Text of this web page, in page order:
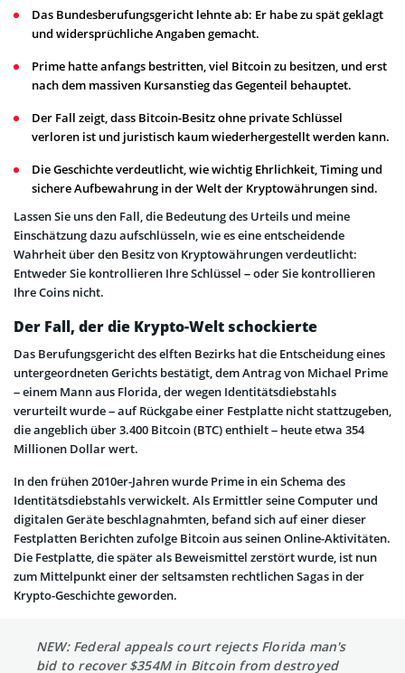
Das Bundesberufungsgericht lehnte ab: Er habe zu spät geklagt
und widersprüchliche Angaben gemacht.
Prime hatte anfangs bestritten, viel Bitcoin zu besitzen, und erst
nach dem massiven Kursanstieg das Gegenteil behauptet.
Der Fall zeigt, dass Bitcoin-Besitz ohne private Schlüssel
verloren ist und juristisch kaum wiederhergestellt werden kann.
Die Geschichte verdeutlicht, wie wichtig Ehrlichkeit, Timing und
sichere Aufbewahrung in der Welt der Kryptowährungen sind.
Lassen Sie uns den Fall, die Bedeutung des Urteils und meine
Einschätzung dazu aufschlüsseln, wie es eine entscheidende
Wahrheit über den Besitz von Kryptowährungen verdeutlicht:
Entweder Sie kontrollieren Ihre Schlüssel – oder Sie kontrollieren
Ihre Coins nicht.
Der Fall, der die Krypto-Welt schockierte
Das Berufungsgericht des elften Bezirks hat die Entscheidung eines
untergeordneten Gerichts bestätigt, dem Antrag von Michael Prime
– einem Mann aus Florida, der wegen Identitätsdiebstahls
verurteilt wurde – auf Rückgabe einer Festplatte nicht stattzugeben,
die angeblich über 3.400 Bitcoin (BTC) enthielt – heute etwa 354
Millionen Dollar wert.
In den frühen 2010er-Jahren wurde Prime in ein Schema des
Identitätsdiebstahls verwickelt. Als Ermittler seine Computer und
digitalen Geräte beschlagnahmten, befand sich auf einer dieser
Festplatten Berichten zufolge Bitcoin aus seinen Online-Aktivitäten.
Die Festplatte, die später als Beweismittel zerstört wurde, ist nun
zum Mittelpunkt einer der seltsamsten rechtlichen Sagas in der
Krypto-Geschichte geworden.
NEW: Federal appeals court rejects Florida man's
bid to recover $354M in Bitcoin from destroyed